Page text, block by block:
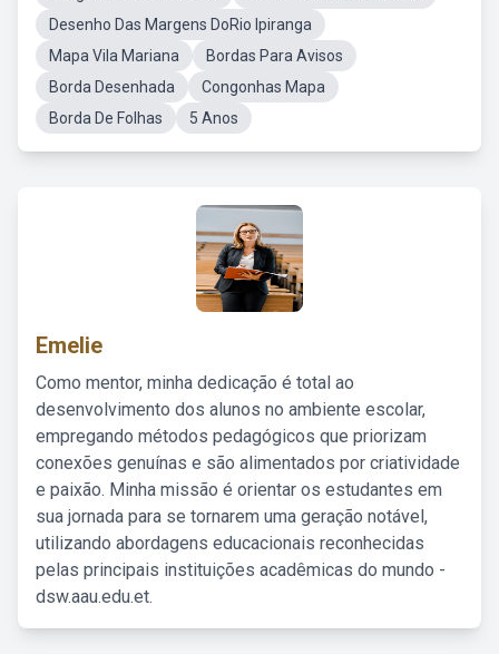
Desenho Das Margens DoRio Ipiranga
Mapa Vila Mariana
Bordas Para Avisos
Borda Desenhada
Congonhas Mapa
Borda De Folhas
5 Anos
Emelie
Como mentor, minha dedicação é total ao
desenvolvimento dos alunos no ambiente escolar,
empregando métodos pedagógicos que priorizam
conexões genuínas e são alimentados por criatividade
e paixão. Minha missão é orientar os estudantes em
sua jornada para se tornarem uma geração notável,
utilizando abordagens educacionais reconhecidas
pelas principais instituições acadêmicas do mundo -
dsw.aau.edu.et.